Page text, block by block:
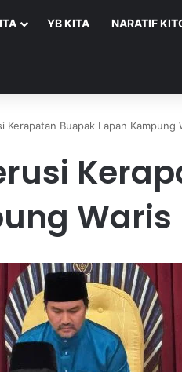
YB KITA NARATIF
Kerapatan Buapak Lapan Kampung